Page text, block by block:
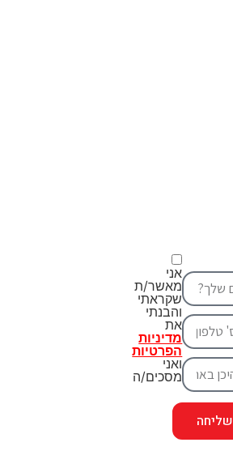
אני
מאשר/ת
שקראתי
והבנתי
את
מדיניות
הפרטיות
ואני
מסכים/ה
שליחה